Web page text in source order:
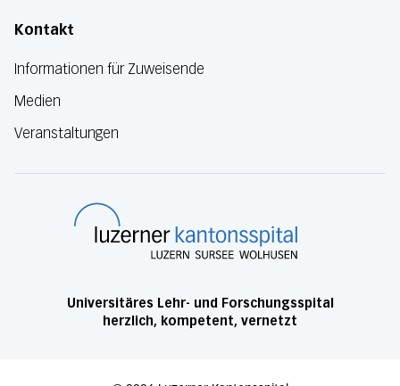
Kontakt
Informationen für Zuweisende
Medien
Veranstaltungen
Universitäres Lehr- und Forschungsspital
herzlich, kompetent, vernetzt